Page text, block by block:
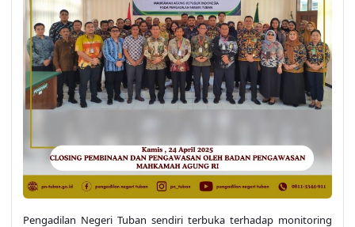
Pengadilan Negeri Tuban sendiri terbuka terhadap monitoring
dan evaluasi oleh Badan Pengawas Mahkamah Agung Republik